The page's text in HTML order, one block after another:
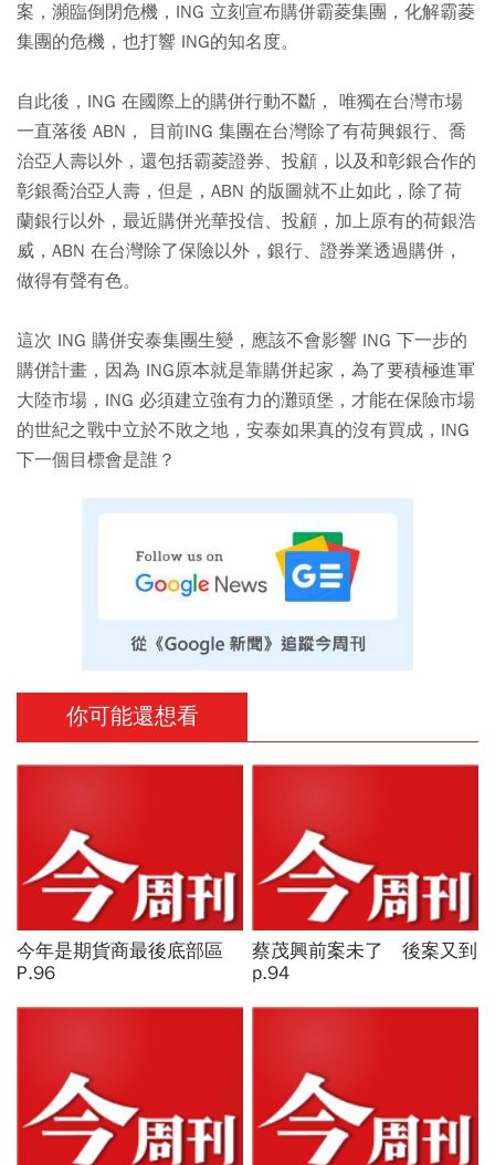
案，瀕臨倒閉危機，ING 立刻宣布購併霸菱集團，化解霸菱
集團的危機，也打響 ING的知名度。
自此後，ING 在國際上的購併行動不斷， 唯獨在台灣市場
一直落後 ABN， 目前ING 集團在台灣除了有荷興銀行、喬
治亞人壽以外，還包括霸菱證券、投顧，以及和彰銀合作的
彰銀喬治亞人壽，但是，ABN 的版圖就不止如此，除了荷
蘭銀行以外，最近購併光華投信、投顧，加上原有的荷銀浩
威，ABN 在台灣除了保險以外，銀行、證券業透過購併，
做得有聲有色。
這次 ING 購併安泰集團生變，應該不會影響 ING 下一步的
購併計畫，因為 ING原本就是靠購併起家，為了要積極進軍
大陸市場，ING 必須建立強有力的灘頭堡，才能在保險市場
的世紀之戰中立於不敗之地，安泰如果真的沒有買成，ING
下一個目標會是誰？
你可能還想看
今年是期貨商最後底部區
P.96
蔡茂興前案未了 後案又到
p.94